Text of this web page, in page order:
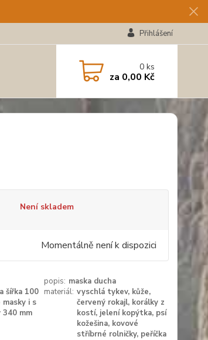
Přihlášení
0ks
za 0,00 Kč
Není skladem
Momentálně není k dispozici
popis: maska ducha
šířka 100
masky i s
340 mm
materiál: vyschlá tykev, kůže,
červený rokajl, korálky z
kostí, jelení kopýtka, psí
kožešina, kovové
stříbrné rolničky, peříčka